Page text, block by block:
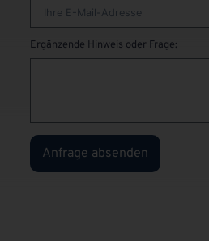
Ergänzende Hinweis oder Frage:
Anfrage absenden